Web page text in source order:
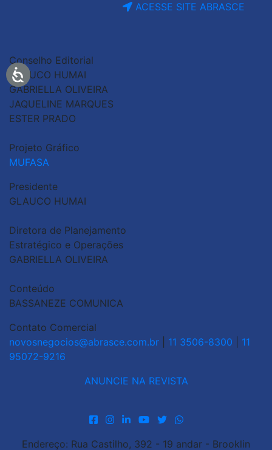
ACESSE SITE ABRASCE
Conselho Editorial
GLAUCO HUMAI
GABRIELLA OLIVEIRA
JAQUELINE MARQUES
ESTER PRADO
Projeto Gráfico
MUFASA
Presidente
GLAUCO HUMAI
Diretora de Planejamento
Estratégico e Operações
GABRIELLA OLIVEIRA
Conteúdo
BASSANEZE COMUNICA
Contato Comercial
novosnegocios@abrasce.com.br
11 3506-8300
11
95072-9216
ANUNCIE NA REVISTA
Endereço: Rua Castilho, 392 - 19 andar - Brooklin